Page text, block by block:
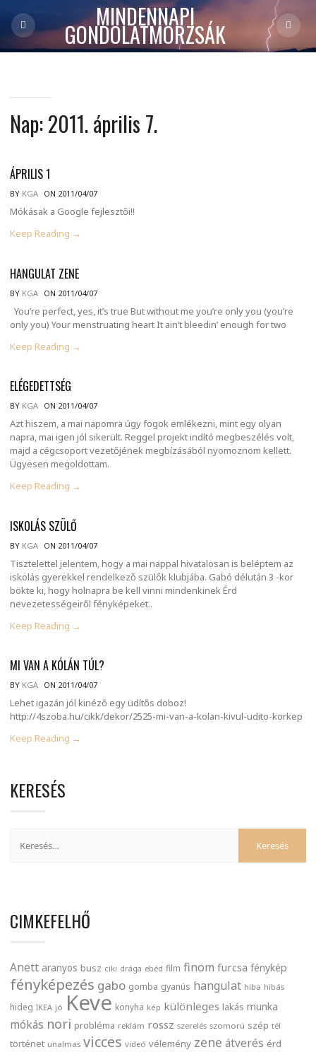
MINDENNAPI
GONDOLATMORZSÁK
Nap:2011. április 7.
ÁPRILIS 1
BY KGA ON 2011/04/07
Mókásak a Google fejlesztői!!
Keep Reading →
HANGULAT ZENE
BY KGA ON 2011/04/07
You’re perfect, yes, it’s true But without me you’re only you (you’re
only you) Your menstruating heart It ain’t bleedin’ enough for two
Keep Reading →
ELÉGEDETTSÉG
BY KGA ON 2011/04/07
Azt hiszem, a mai napomra úgy fogok emlékezni, mint egy olyan
napra, mai igen jól sikerült. Reggel projekt indító megbeszélés volt,
majd a cégcsoport vezetőjének megbízásából nyomoznom kellett.
Ügyesen megoldottam.
Keep Reading →
ISKOLÁS SZÜLŐ
BY KGA ON 2011/04/07
Tisztelettel jelentem, hogy a mai nappal hivatalosan is beléptem az
iskolás gyerekkel rendelkező szülők klubjába. Gabó délután 3 -kor
bökte ki, hogy holnapra be kell vinni mindenkinek Érd
nevezetességeiről fényképeket..
Keep Reading →
MI VAN A KÓLÁN TÚL?
BY KGA ON 2011/04/07
Lehet igazán jól kinéző egy üdítős doboz!
http://4szoba.hu/cikk/dekor/2525-mi-van-a-kolan-kivul-udito-korkep
Keep Reading →
KERESÉS
CIMKEFELHŐ
Anett aranyos busz ciki drága ebéd film finom furcsa fénykép
fényképezés gabo gomba gyanús hangulat hiba hibás
hideg IKEA jó Keve konyha kép különleges lakás munka
mókás nori probléma reklám rossz szerelés szomorú szép tél
történet unalmas vicces videó vélemény zene átverés érd